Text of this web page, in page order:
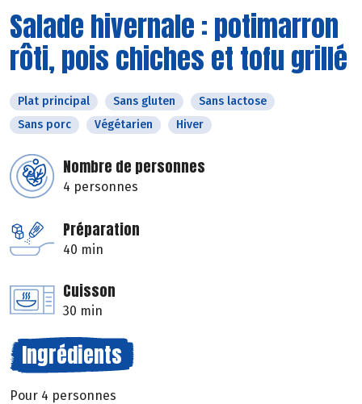
Salade hivernale : potimarron
rôti, pois chiches et tofu grillé
Plat principal Sans gluten
Sans lactose
Sans porc
Végétarien Hiver
Nombre de personnes
4 personnes
Préparation
40 min
Cuisson
30 min
Ingrédients
Pour 4 personnes